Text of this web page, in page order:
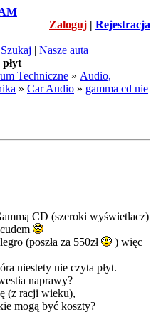
Zaloguj | Rejestracja
Szukaj | Nasze auta
Techniczne » Audio,
» Car Audio » gamma cd nie
CD (szeroki wyświetlacz)
(poszła za 550zł
) więc
niestety nie czyta płyt.
naprawy?
(z racji wieku),
mogą być koszty?